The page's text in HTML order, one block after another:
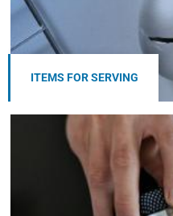
ITEMS FOR SERVING